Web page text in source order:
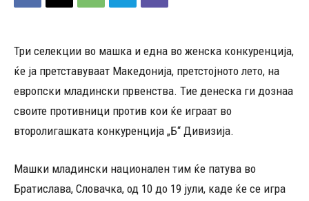
Три селекции во машка и една во женска конкуренција,
ќе ја претставуваат Македонија, претстојното лето, на
европски младински првенства. Тие денеска ги дознаа
своите противници против кои ќе играат во
второлигашката конкуренција „Б“ Дивизија.
Машки младински национален тим ќе патува во
Братислава, Словачка, од 10 до 19 јули, каде ќе се игра